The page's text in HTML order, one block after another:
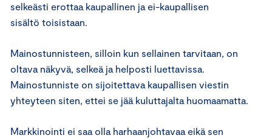
selkeästi erottaa kaupallinen ja ei-kaupallisen
sisältö toisistaan.
Mainostunnisteen, silloin kun sellainen tarvitaan, on
oltava näkyvä, selkeä ja helposti luettavissa.
Mainostunniste on sijoitettava kaupallisen viestin
yhteyteen siten, ettei se jää kuluttajalta huomaamatta.
Markkinointi ei saa olla harhaanjohtavaa eikä sen